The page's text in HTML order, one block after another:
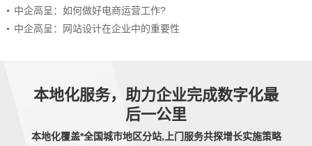
中企高呈：如何做好电商运营工作?
中企高呈：网站设计在企业中的重要性
本地化服务，助力企业完成数字化最
后一公里
本地化覆盖*全国城市地区分站,上门服务共探增长实施策略